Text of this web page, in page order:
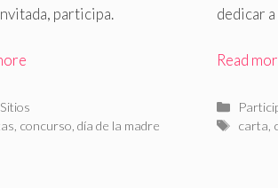
participa.
concurso ,día de la madre
dedicar a
Read
carta